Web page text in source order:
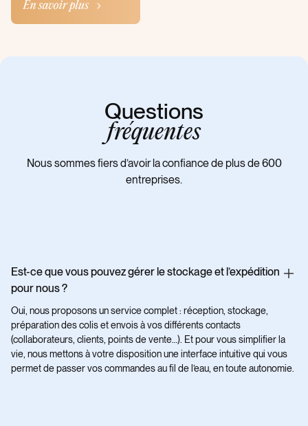
Questions
fréquentes
Nous sommes fiers d’avoir la confiance de plus de 600
entreprises.
Est-ce que vous pouvez gérer le stockage et l’expédition
pour nous ?
Oui, nous proposons un service complet : réception, stockage,
préparation des colis et envois à vos différents contacts
(collaborateurs, clients, points de vente…). Et pour vous simplifier la
vie, nous mettons à votre disposition une interface intuitive qui vous
permet de passer vos commandes au fil de l’eau, en toute autonomie.